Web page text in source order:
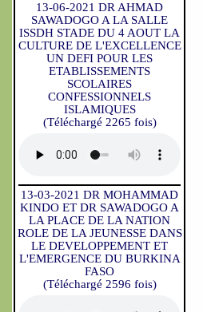
13-06-2021 DR AHMAD
SAWADOGO A LA SALLE
ISSDH STADE DU 4 AOUT LA
CULTURE DE L'EXCELLENCE
UN DEFI POUR LES
ETABLISSEMENTS
SCOLAIRES
CONFESSIONNELS
ISLAMIQUES
(Téléchargé 2265 fois)
13-03-2021 DR MOHAMMAD
KINDO ET DR SAWADOGO A
LA PLACE DE LA NATION
ROLE DE LA JEUNESSE DANS
LE DEVELOPPEMENT ET
L'EMERGENCE DU BURKINA
FASO
(Téléchargé 2596 fois)